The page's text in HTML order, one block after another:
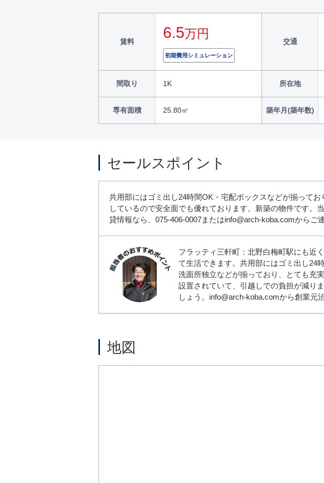
賃料
6.5万円
初期費用シミュレーション
交通
間取り 1K 所在地
専有面積 25.80㎡ 築年月(築年数)
セールスポイント
共用部にはゴミ出し24時間OK・宅配ボックスなどが揃って
しているので安全面でも優れております。新築の物件です
貸情報なら、075-406-0007またはinfo@arch-koba.comからご
フラッティ三軒町：北野白梅町駅にも近
て生活できます。共用部にはゴミ出し24
洗面所独立などが揃っており、とても充
設置されていて、引越しでの負担が減り
しょう。info@arch-koba.comから創業元
地図